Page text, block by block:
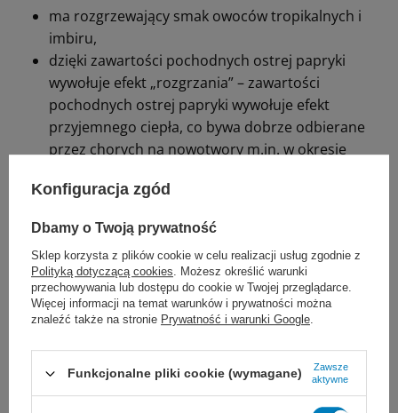
odczuwaniu smaku – co jest częste u
pacjentów onkologicznych doświadczających
zaburzeń czucia smaku w trakcie terapii.
Nutridrink Protein 4 × 125 ml o rozgrzewającym
smaku owoców tropikalnych i imbiru
Szczególnym wariantem jest Nutridrink
Protein rozgrzewający smak owoców
tropikalnych i imbiru. Produkt ten został
opracowany z myślą o żywieniu pacjentów
onkologicznych, u których pojawiają się:
niechęć do jedzenia, nudności, uczucie
zimna.
Konfiguracja zgód
Dbamy o Twoją prywatność
Sklep korzysta z plików cookie w celu realizacji usług zgodnie z
Polityką dotyczącą cookies. Możesz określić warunki
przechowywania lub dostępu do cookie w Twojej przeglądarce.
Więcej informacji na temat warunków i prywatności można
znaleźć także na stronie Prywatność i warunki Google.
Funkcjonalne pliki cookie (wymagane)
Zawsze
aktywne